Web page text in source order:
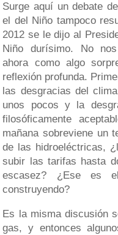
Surge aquí un debate
el del Niño tampoco
2012 se le dijo al
Niño durísimo. No
ahora como algo
reflexión profunda.
las desgracias del
unos pocos y la
filosóficamente
mañana sobreviene un
de las hidroeléctricas,
subir las tarifas hasta
escasez? ¿Ese es
construyendo?
Es la misma discusión
gas, y entonces